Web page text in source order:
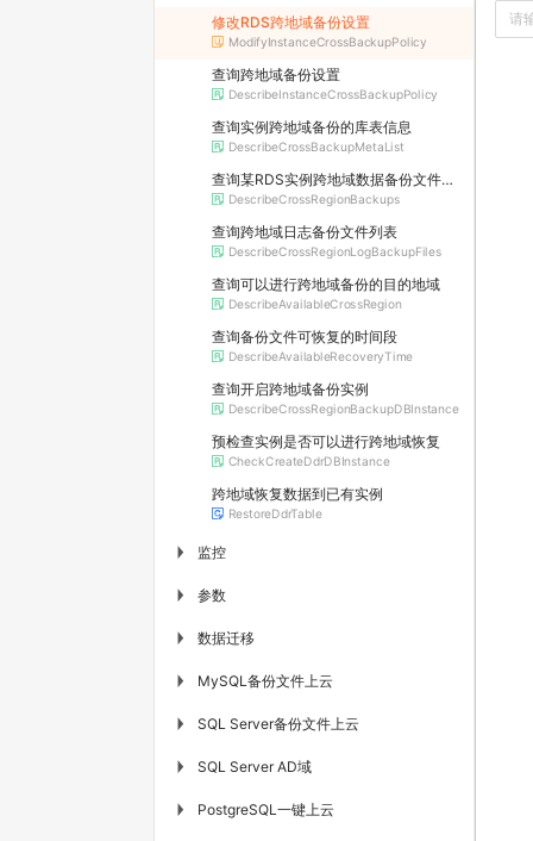
修改RDS跨地域备份设置
ModifyInstanceCrossBackupPolicy
查询跨地域备份设置
DescribeInstanceCrossBackupPolicy
查询实例跨地域备份的库表信息
DescribeCrossBackupMetaList
查询某RDS实例跨地域数据备份文件列表
DescribeCrossRegionBackups
查询跨地域日志备份文件列表
DescribeCrossRegionLogBackupFiles
查询可以进行跨地域备份的目的地域
DescribeAvailableCrossRegion
查询备份文件可恢复的时间段
DescribeAvailableRecoveryTime
查询开启跨地域备份实例
DescribeCrossRegionBackupDBInstance
预检查实例是否可以进行跨地域恢复
CheckCreateDdrDBInstance
跨地域恢复数据到已有实例
RestoreDdrTable
▶ 监控
▶ 参数
▶ 数据迁移
▶ MySQL备份文件上云
▶ SQL Server备份文件上云
▶ SQL Server AD域
▶ PostgreSQL一键上云